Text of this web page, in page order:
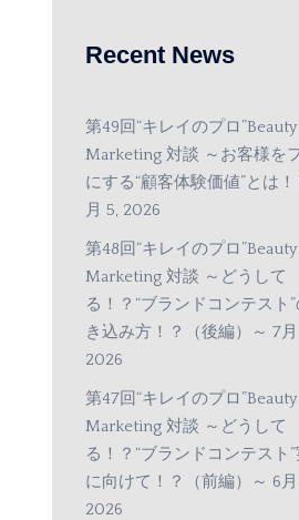
Recent News
第49回“キレイのプロ”Beauty
Marketing 対談 ～お客様を
にする“顧客体験価値”とは！
月 5, 2026
第48回“キレイのプロ”Beauty
Marketing 対談 ～どうして
る！？“ブランドコンテスト
き込み方！？（後編）～ 7
2026
第47回“キレイのプロ”Beauty
Marketing 対談 ～どうして
る！？“ブランドコンテスト
に向けて！？（前編）～ 6
2026